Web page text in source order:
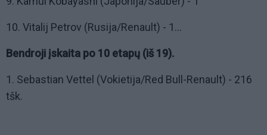
10. Vitalij Petrov (Rusija/Renault) - 1...
Bendroji įskaita po 10 etapų (iš 19).
1. Sebastian Vettel (Vokietija/Red Bull-Renault) - 216
tšk.